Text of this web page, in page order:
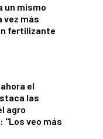
un mismo
vez más
fertilizante
el
las
agro
"Los veo más